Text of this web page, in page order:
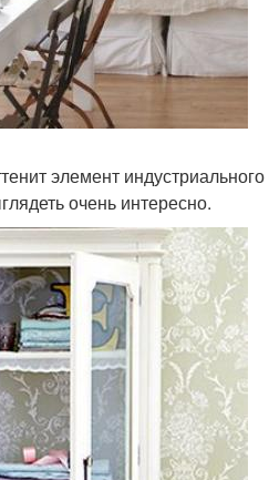
элемент индустриального
очень интересно.